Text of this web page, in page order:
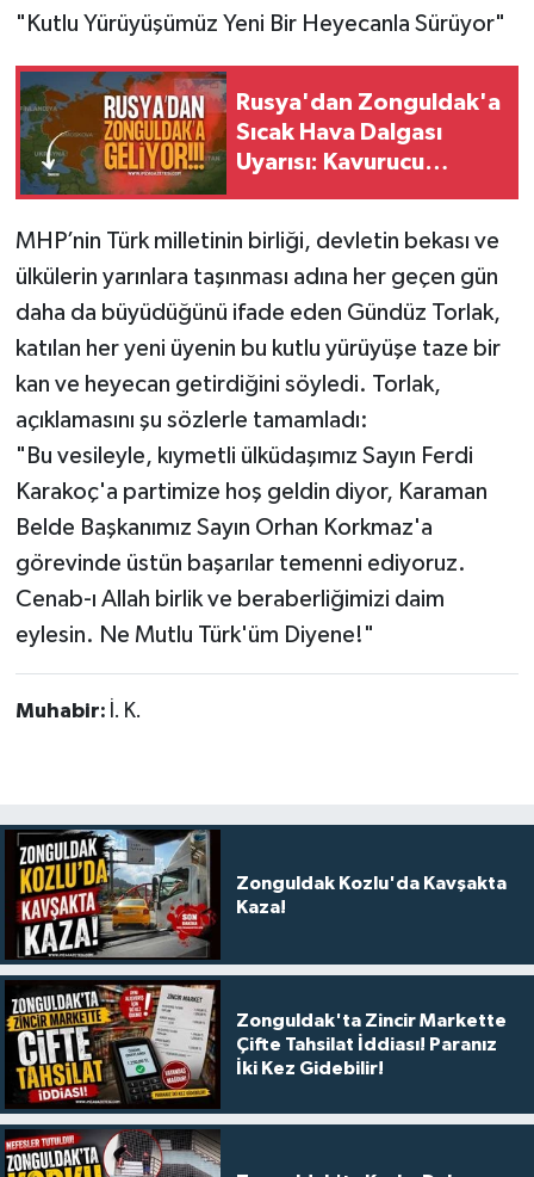
​"Kutlu Yürüyüşümüz Yeni Bir Heyecanla Sürüyor"
Rusya'dan Zonguldak'a
Sıcak Hava Dalgası
Uyarısı: Kavurucu
​MHP’nin Türk milletinin birliği, devletin bekası ve
ülkülerin yarınlara taşınması adına her geçen gün
daha da büyüdüğünü ifade eden Gündüz Torlak,
katılan her yeni üyenin bu kutlu yürüyüşe taze bir
kan ve heyecan getirdiğini söyledi. Torlak,
açıklamasını şu sözlerle tamamladı:
​"Bu vesileyle, kıymetli ülküdaşımız Sayın Ferdi
Karakoç'a partimize hoş geldin diyor, Karaman
Belde Başkanımız Sayın Orhan Korkmaz'a
görevinde üstün başarılar temenni ediyoruz.
Cenab-ı Allah birlik ve beraberliğimizi daim
eylesin. Ne Mutlu Türk'üm Diyene!"
Muhabir: İ. K.
Zonguldak Kozlu'da Kavşakta
Kaza!
Zonguldak'ta Zincir Markette
Çifte Tahsilat İddiası! Paranız
İki Kez Gidebilir!